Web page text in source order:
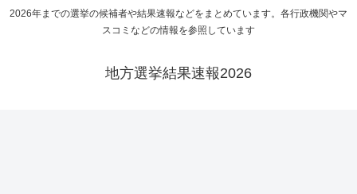
2026年までの選挙の候補者や結果速報などをまとめています。各行政機関やマ
スコミなどの情報を参照しています
地方選挙結果速報2026